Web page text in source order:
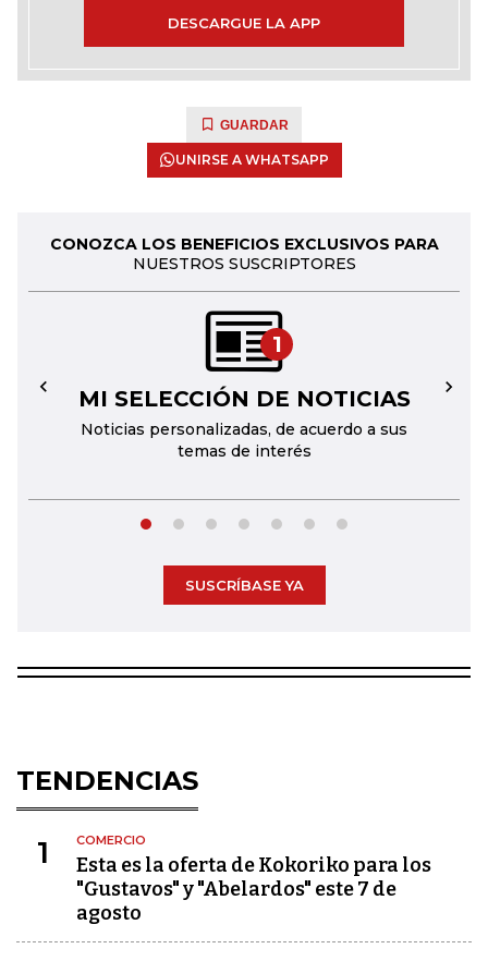
DESCARGUE LA APP
GUARDAR
UNIRSE A WHATSAPP
CONOZCA LOS BENEFICIOS EXCLUSIVOS PARA
NUESTROS SUSCRIPTORES
1
MI SELECCIÓN DE NOTICIAS
Noticias personalizadas, de acuerdo a sus
temas de interés
← →
SUSCRÍBASE YA
TENDENCIAS
1 COMERCIO
Esta es la oferta de Kokoriko para los
"Gustavos" y "Abelardos" este 7 de
agosto